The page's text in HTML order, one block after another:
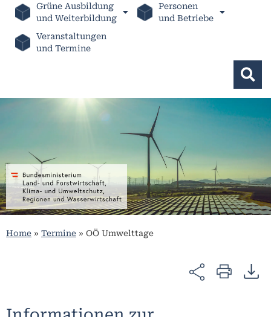
Grüne Ausbildung
und Weiterbildung
Personen
und Betriebe
Veranstaltungen
und Termine
Home » Termine » OÖ Umwelttage